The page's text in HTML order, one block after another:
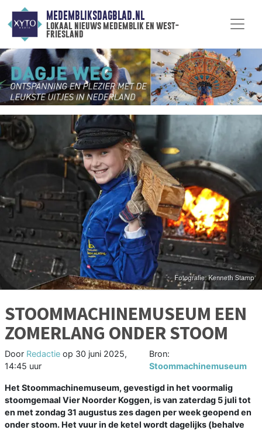
MEDEMBLIKSDAGBLAD.NL
lokaal nieuws medemblik en west-
friesland
STOOMMACHINEMUSEUM EEN
ZOMERLANG ONDER STOOM
Door Redactie op 30 juni 2025,
14:45 uur
Bron:
Stoommachinemuseum
Het Stoommachinemuseum, gevestigd in het voormalig
stoomgemaal Vier Noorder Koggen, is van zaterdag 5 juli tot
en met zondag 31 augustus zes dagen per week geopend en
onder stoom. Het vuur in de ketel wordt dagelijks (behalve